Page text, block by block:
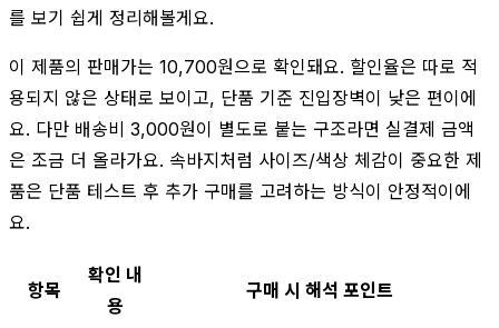
를 보기 쉽게 정리해볼게요.
이 제품의 판매가는 10,700원으로 확인돼요. 할인율은 따로 적
용되지 않은 상태로 보이고, 단품 기준 진입장벽이 낮은 편이에
요. 다만 배송비 3,000원이 별도로 붙는 구조라면 실결제 금액
은 조금 더 올라가요. 속바지처럼 사이즈/색상 체감이 중요한 제
품은 단품 테스트 후 추가 구매를 고려하는 방식이 안정적이에
요.
항목
확인 내
용
구매 시 해석 포인트